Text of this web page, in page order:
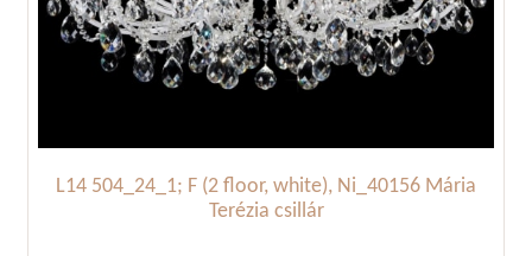
L14 504_24_1; F (2 floor, white), Ni_40156 Mária
Terézia csillár